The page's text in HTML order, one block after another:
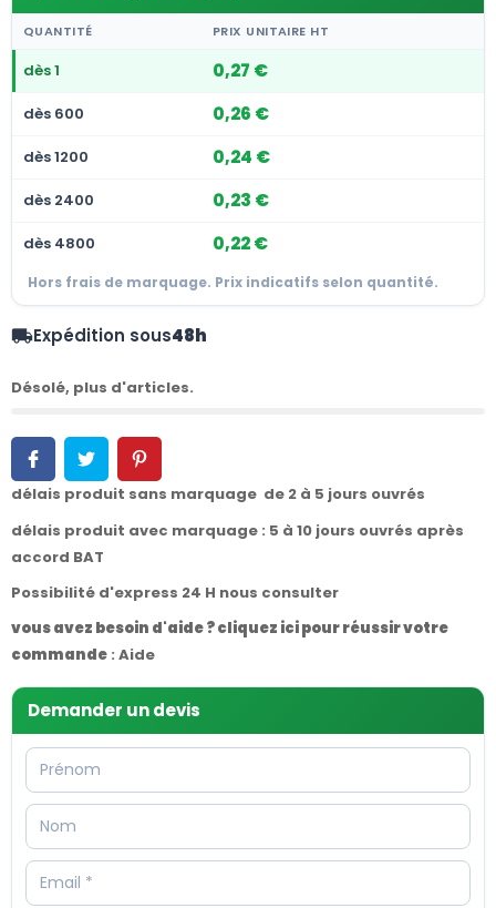
QUANTITÉ PRIX UNITAIRE HT
dès 1 0,27 €
dès 600 0,26 €
dès 1200 0,24 €
dès 2400 0,23 €
dès 4800 0,22 €
Hors frais de marquage. Prix indicatifs selon quantité.
local_shippingExpédition sous48h
Désolé, plus d'articles.
délais produit sans marquage de 2 à 5 jours ouvrés
délais produit avec marquage : 5 à 10 jours ouvrés après
accord BAT
Possibilité d'express 24 H nous consulter
vous avez besoin d'aide ? cliquez ici pour réussir votre
commande : Aide
Demander un devis